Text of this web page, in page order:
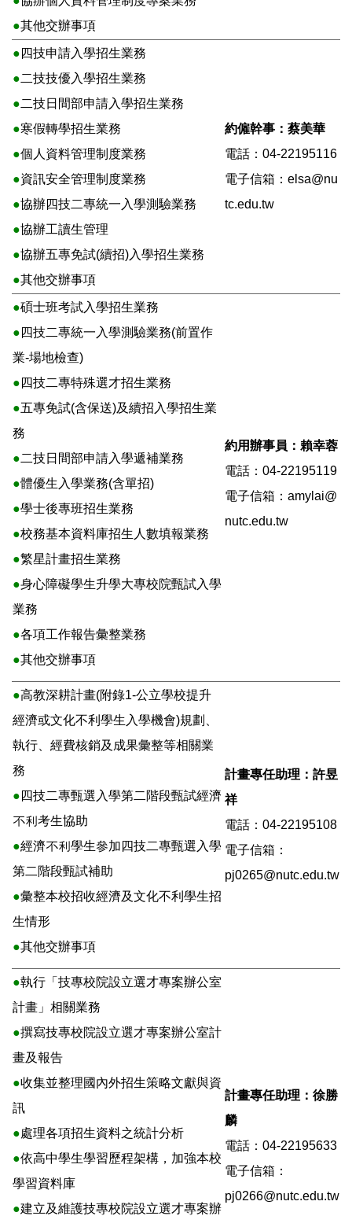
●其他交辦事項
● 四技申請入學招生業務
●二技技優入學招生業務
●二技日間部申請入學招生業務
●寒假轉學招生業務
●個人資料管理制度業務
●資訊安全管理制度業務
●協辦四技二專統一入學測驗業務
●協辦工讀生管理
●協辦五專免試(續招)入學招生業務
●其他交辦事項
約僱幹事：蔡美華
電話：04-22195116
電子信箱： elsa@nu
tc.edu.tw
●碩士班考試入學招生業務
● 四技二專統一入學測驗業務(前置作
業-場地檢查)
● 四技二專特殊選才招生業務
●五專免試(含保送)及續招入學招生業
務
●二技日間部申請入學遞補業務
●體優生入學業務(含單招)
●學士後專班招生業務
●校務基本資料庫招生人數填報業務
●繁星計畫招生業務
●身心障礙學生升學大專校院甄試入學
業務
●各項工作報告彙整業務
●其他交辦事項
約用辦事員：賴幸蓉
電話：04-22195119
電子信箱： amylai@
nutc.edu.tw
●高教深耕計畫(附錄1-公立學校提升
經濟或文化不利學生入學機會)規劃、
執行、經費核銷及成果彙整等相關業
務
● 四技二專甄選入學第二階段甄試經濟
不利考生協助
●經濟不利學生參加四技二專甄選入學
第二階段甄試補助
●彙整本校招收經濟及文化不利學生招
生情形
●其他交辦事項
計畫專任助理：許昱
祥
電話：04-22195108
電子信箱：
pj0265@nutc.edu.tw
●執行「技專校院設立選才專案辦公室
計畫」相關業務
●撰寫技專校院設立選才專案辦公室計
畫及報告
●收集並整理國內外招生策略文獻與資
訊
●處理各項招生資料之統計分析
●依高中學生學習歷程架構，加強本校
學習資料庫
●建立及維護技專校院設立選才專案辦
計畫專任助理：徐勝
麟
電話：04-22195633
電子信箱：
pj0266@nutc.edu.tw